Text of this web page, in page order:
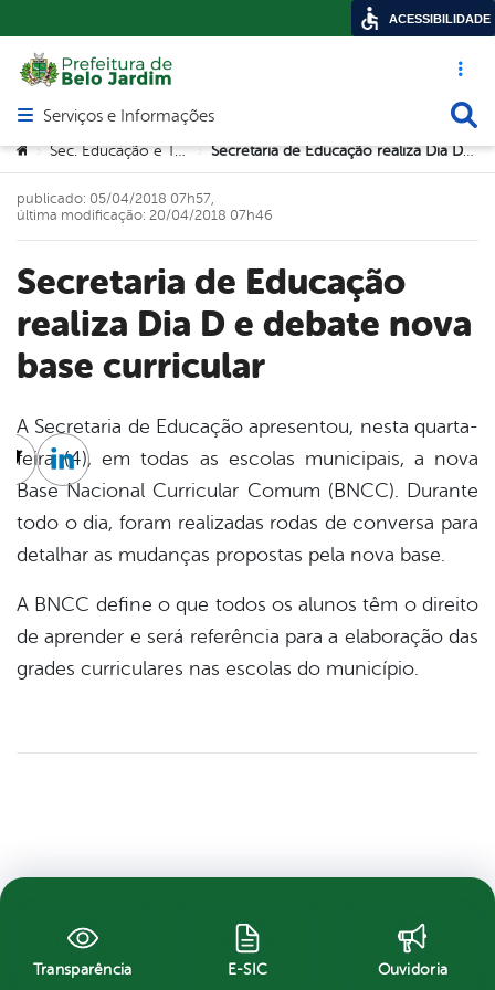
Acesso
Abrir menu principal de navegação
Serviços e Informações
Você está aqui:
> Sec. Educação e Tecnologia > Secretaria de Educação realiza Dia D e debate nova base curricular
Secretaria de Educação
realiza Dia D e debate nova
base curricular
publicado: 05/04/2018 07h57,
última modificação: 20/04/2018 07h46
A Secretaria de Educação apresentou, nesta quarta-
feira (4), em todas as escolas municipais, a nova
Base Nacional Curricular Comum (BNCC). Durante
todo o dia, foram realizadas rodas de conversa para
detalhar as mudanças propostas pela nova base.
A BNCC define o que todos os alunos têm o direito
de aprender e será referência para a elaboração das
grades curriculares nas escolas do município.
Twitter
Linkedin
Transparência E-SIC Ouvidoria
ACESSIBILIDADE